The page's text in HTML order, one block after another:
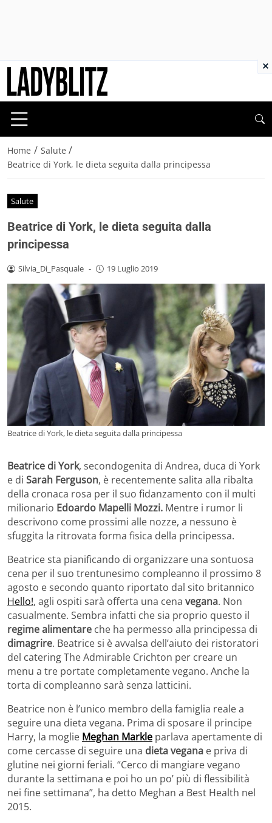
Home / Salute /
Beatrice di York, le dieta seguita dalla principessa
Salute
Beatrice di York, le dieta seguita dalla
principessa
Silvia_Di_Pasquale - 19 Luglio 2019
Beatrice di York, le dieta seguita dalla principessa
Beatrice di York, secondogenita di Andrea, duca di York
e di Sarah Ferguson, è recentemente salita alla ribalta
della cronaca rosa per il suo fidanzamento con il multi
milionario Edoardo Mapelli Mozzi. Mentre i rumor li
descrivono come prossimi alle nozze, a nessuno è
sfuggita la ritrovata forma fisica della principessa.
Beatrice sta pianificando di organizzare una sontuosa
cena per il suo trentunesimo compleanno il prossimo 8
agosto e secondo quanto riportato dal sito britannico
Hello!, agli ospiti sarà offerta una cena vegana. Non
casualmente. Sembra infatti che sia proprio questo il
regime alimentare che ha permesso alla principessa di
dimagrire. Beatrice si è avvalsa dell’aiuto dei ristoratori
del catering The Admirable Crichton per creare un
menu a tre portate completamente vegano. Anche la
torta di compleanno sarà senza latticini.
Beatrice non è l’unico membro della famiglia reale a
seguire una dieta vegana. Prima di sposare il principe
Harry, la moglie Meghan Markle parlava apertamente di
come cercasse di seguire una dieta vegana e priva di
glutine nei giorni feriali. “Cerco di mangiare vegano
durante la settimana e poi ho un po’ più di flessibilità
nei fine settimana”, ha detto Meghan a Best Health nel
2015.
×